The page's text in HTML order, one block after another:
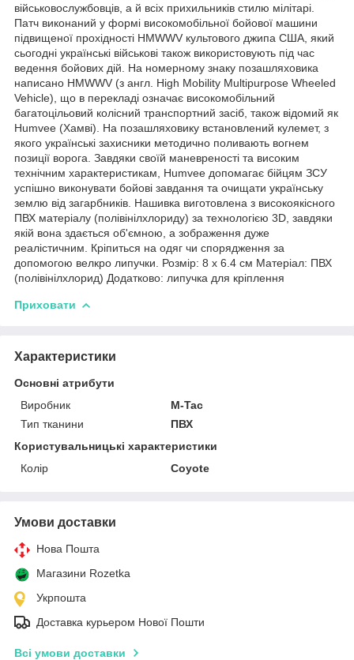
військовослужбовців, а й всіх прихильників стилю мілітарі.
Патч виконаний у формі високомобільної бойової машини
підвищеної прохідності HMWWV культового джипа США, який
сьогодні українські військові також використовують під час
ведення бойових дій. На номерному знаку позашляховика
написано HMWWV (з англ. High Mobility Multipurpose Wheeled
Vehicle), що в перекладі означає високомобільний
багатоцільовий колісний транспортний засіб, також відомий як
Humvee (Хамві). На позашляховику встановлений кулемет, з
якого українські захисники методично поливають вогнем
позиції ворога. Завдяки своїй маневреності та високим
технічним характеристикам, Humvee допомагає бійцям ЗСУ
успішно виконувати бойові завдання та очищати українську
землю від загарбників. Нашивка виготовлена з високоякісного
ПВХ матеріалу (полівінілхлориду) за технологією 3D, завдяки
якій вона здається об'ємною, а зображення дуже
реалістичним. Кріпиться на одяг чи спорядження за
допомогою велкро липучки. Розмір: 8 х 6.4 см Матеріал: ПВХ
(полівінілхлорид) Додатково: липучка для кріплення
Приховати
Характеристики
Основні атрибути
Виробник
M-Tac
Тип тканини
ПВХ
Користувальницькі характеристики
Колір
Coyote
Умови доставки
Нова Пошта
Магазини Rozetka
Укрпошта
Доставка курьером Нової Пошти
Всі умови доставки